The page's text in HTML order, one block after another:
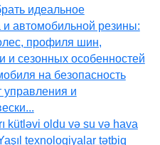
идеальное
автомобильной резины:
профиля шин,
и сезонных особенностей
на безопасность
и
kütləvi oldu və su və hava
texnologiyalar tətbiq